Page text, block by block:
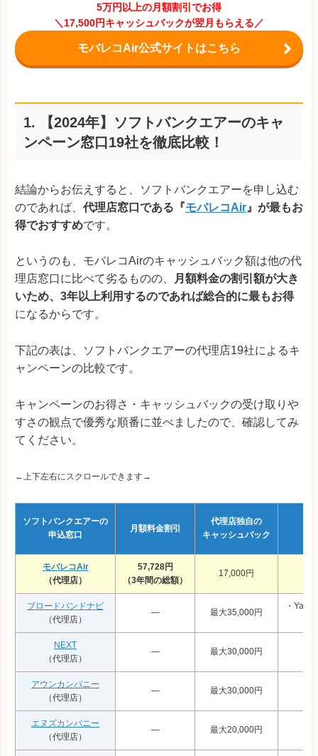
5万円以上の月額割引でお得
＼17,500円キャッシュバックが翌月もらえる／
モバレコAir公式サイトはこちら
1. 【2024年】ソフトバンクエアーのキャ
ンペーン窓口19社を徹底比較！
結論からお伝えすると、ソフトバンクエアーを申し込む
のであれば、 代理店窓口である『モバレコAir 』が最もお
得でおすすめです。
というのも、モバレコAirのキャッシュバック額は他の代
理店窓口に比べて劣るものの、
月額料金の割引額が大き
いため、3年以上利用するのであれば総合的に最もお得
になるからです。
下記の表は、ソフトバンクエアーの代理店19社によるキ
ャンペーンの比較です。
キャンペーンのお得さ・キャッシュバックの受け取りや
すさの観点で優秀な順番に並べましたので、確認してみ
てください。
←上下左右にスクロールできます→
ソフトバンクエアーの
申込窓口
月額料金割引
代理店独自の
キャッシュバック
モバレコAir
（代理店）
57,728円
（3年間の総額）
17,000円
ブロードバンドナビ
（代理店）
― 最大35,000円
・
NEXT
（代理店）
― 最大30,000円
アウンカンパニー
（代理店）
― 最大30,000円
エヌズカンパニー
（代理店）
― 最大20,000円